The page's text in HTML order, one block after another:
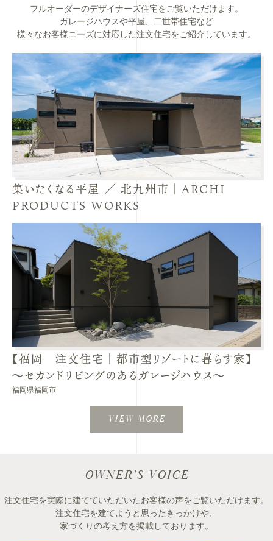
フルオーダーのデザイナーズ住宅をご覧いただけます。
ガレージハウスや平屋、二世帯住宅など
様々なお客様ニーズに対応した注文住宅をご紹介しています。
集いたくなる平屋 ／ 北九州市｜ARCHI
PRODUCTS WORKS
【福岡 注文住宅｜都市型リゾートに暮らす家】
～セカンドリビングのあるガレージハウス～
福岡県福岡市
VIEW MORE
OWNER'S VOICE
注文住宅を実際に建てていただいたお客様の声をご覧いただけます。
注文住宅を建てようと思ったきっかけや、
家づくりの考え方を掲載しております。